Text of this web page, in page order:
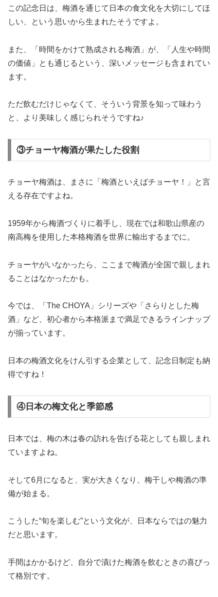
この記念日は、梅酒を通じて日本の食文化を大切にしてほ
しい、という思いから生まれたそうですよ。
また、「時間をかけて熟成される梅酒」が、「人生や時間
の価値」とも通じるという、深いメッセージも含まれてい
ます。
ただ飲むだけじゃなくて、そういう背景を知って味わう
と、より美味しく感じられそうですね♪
③チョーヤ梅酒が果たした役割
チョーヤ梅酒は、まさに「梅酒といえばチョーヤ！」と言
える存在ですよね。
1959年から梅酒づくりに着手し、現在では和歌山県産の
南高梅を使用した本格梅酒を世界に輸出するまでに。
チョーヤがいなかったら、ここまで梅酒が全国で親しまれ
ることはなかったかも。
今では、「The CHOYA」シリーズや「さらりとした梅
酒」など、初心者から本格派まで満足できるラインナップ
が揃っています。
日本の梅酒文化をけん引する企業として、記念日制定も納
得ですね！
④日本の梅文化と季節感
日本では、梅の木は春の訪れを告げる花としても親しまれ
ていますよね。
そして6月になると、実が大きくなり、梅干しや梅酒の準
備が始まる。
こうした“旬を楽しむ”という文化が、日本ならではの魅力
だと思います。
手間はかかるけど、自分で漬けた梅酒を飲むときの喜びっ
て格別です。